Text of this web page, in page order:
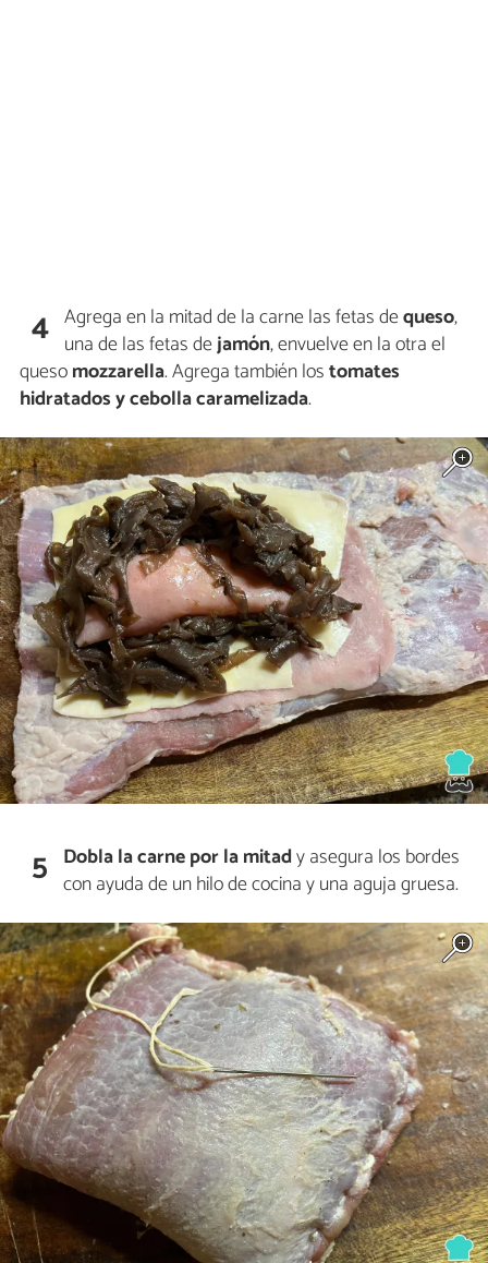
4 Agrega en la mitad de la carne las fetas dequeso,
una de las fetas dejamón, envuelve en la otra el
quesomozzarella. Agrega también lostomates
hidratados y cebolla caramelizada.
5 Dobla la carne por la mitady asegura los bordes
con ayuda de un hilo de cocina y una aguja gruesa.